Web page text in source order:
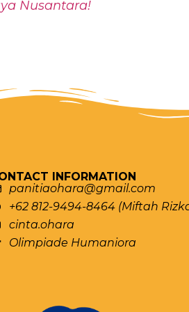
Nusantara!
INFORMATION
panitiaohara@gmail.com
+62 812-9494-8464 (Miftah
cinta.ohara
Olimpiade Humaniora